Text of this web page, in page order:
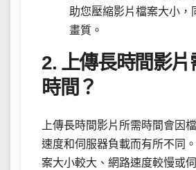
助您壓縮影片檔案大小，
畫質。
2. 上傳長時間影片
時間？
上傳長時間影片所需時間會因
速度和伺服器負載而有所不同
案大小較大、網路速度較慢或